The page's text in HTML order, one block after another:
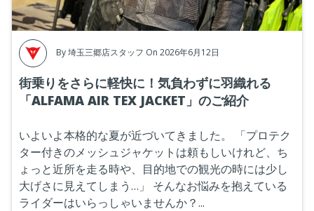
By埼玉三郷店スタッフ On 2026年6月12日
街乗りをさらに軽快に！気負わずに羽織れる
「ALFAMA AIR TEX JACKET」のご紹介
いよいよ本格的な夏が近づいてきました。
「プロテク
ター付きのメッシュジャケットは頼もしいけれど、ち
ょっと近所を走る時や、目的地での観光の時には少し
大げさに見えてしまう…」
そんなお悩みを抱えている
ライダーはいらっしゃいませんか？...